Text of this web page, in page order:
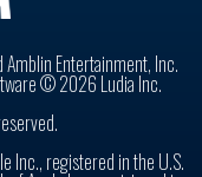
Entertainment, Inc.
© 2026 Ludia Inc.
Inc., registered in the U.S.